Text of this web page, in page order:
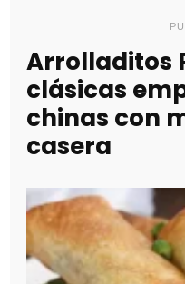
Arrolladitos
clásicas
chinas con
casera